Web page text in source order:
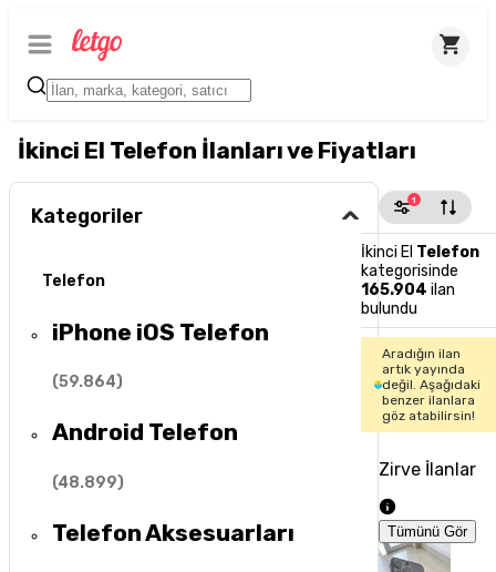
İkinci El Telefon İlanları ve Fiyatları
Kategoriler
Telefon
iPhone iOS Telefon
(59.864)
Android Telefon
(48.899)
Telefon Aksesuarları
1
İkinci El Telefon
kategorisinde
165.904 ilan
bulundu
Aradığın ilan
artık yayında
değil. Aşağıdaki
benzer ilanlara
göz atabilirsin!
Zirve İlanlar
Tümünü Gör